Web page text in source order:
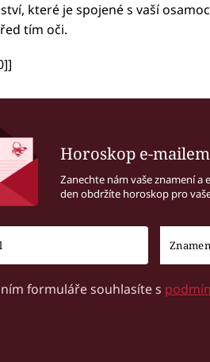
které je spojené s vaší
tím oči.
Horoskop e-
Zanechte nám vaše znamení a
den obdržíte horoskop pro
formuláře souhlasíte s